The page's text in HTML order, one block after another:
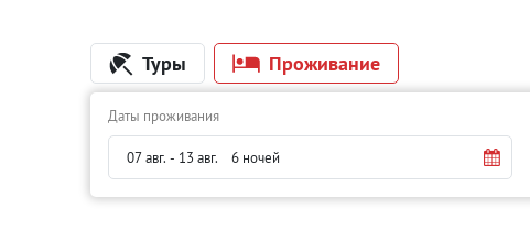
Туры Проживание
Даты проживания